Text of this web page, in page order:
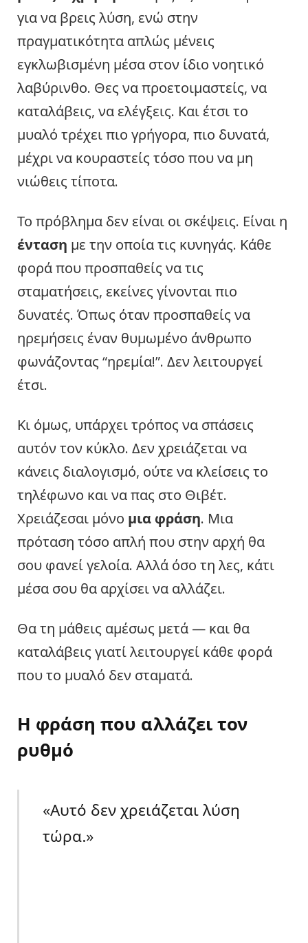
για να βρεις λύση, ενώ στην
πραγματικότητα απλώς μένεις
εγκλωβισμένη μέσα στον ίδιο νοητικό
λαβύρινθο. Θες να προετοιμαστείς, να
καταλάβεις, να ελέγξεις. Και έτσι το
μυαλό τρέχει πιο γρήγορα, πιο δυνατά,
μέχρι να κουραστείς τόσο που να μη
νιώθεις τίποτα.
Το πρόβλημα δεν είναι οι σκέψεις. Είναι η
ένταση με την οποία τις κυνηγάς. Κάθε
φορά που προσπαθείς να τις
σταματήσεις, εκείνες γίνονται πιο
δυνατές. Όπως όταν προσπαθείς να
ηρεμήσεις έναν θυμωμένο άνθρωπο
φωνάζοντας “ηρεμία!”. Δεν λειτουργεί
έτσι.
Κι όμως, υπάρχει τρόπος να σπάσεις
αυτόν τον κύκλο. Δεν χρειάζεται να
κάνεις διαλογισμό, ούτε να κλείσεις το
τηλέφωνο και να πας στο Θιβέτ.
Χρειάζεσαι μόνο μια φράση. Μια
πρόταση τόσο απλή που στην αρχή θα
σου φανεί γελοία. Αλλά όσο τη λες, κάτι
μέσα σου θα αρχίσει να αλλάζει.
Θα τη μάθεις αμέσως μετά — και θα
καταλάβεις γιατί λειτουργεί κάθε φορά
που το μυαλό δεν σταματά.
Η φράση που αλλάζει τον
ρυθμό
«Αυτό δεν χρειάζεται λύση
τώρα.»